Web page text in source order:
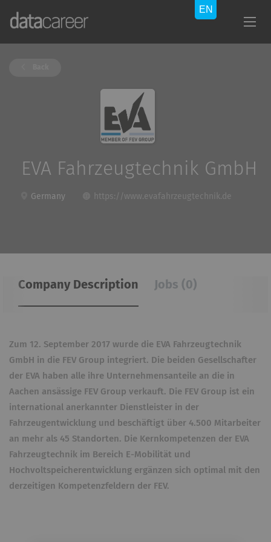
EVA Fahrzeugtechnik GmbH
Germany https://www.evafahrzeugtechnik.de
Company Description Jobs (0)
Zum 12. September 2017 wurde die EVA Fahrzeugtechnik
GmbH in die FEV Group integriert. Die beiden Gesellschafter
der EVA haben alle ihre Unternehmensanteile an die in
Aachen ansässige FEV Group verkauft. Die FEV Group ist ein
international anerkannter Dienstleister in der
Fahrzeugentwicklung und beschäftigt über 4.500 Mitarbeiter
an mehr als 45 Standorten. Die Kernkompetenzen der EVA
Fahrzeugtechnik im Bereich E-Mobilität und
Hochvoltspeicherentwicklung ergänzen sich optimal mit den
derzeitigen Kompetenzfeldern der FEV.